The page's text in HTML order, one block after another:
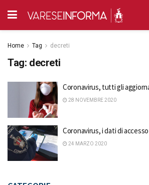
Home Tag decreti
Tag: decreti
Coronavirus, tutti gli
28 NOVEMBRE 2020
Coronavirus, i dati di
24 MARZO 2020